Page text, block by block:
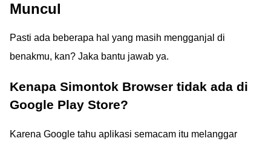
Muncul
Pasti ada beberapa hal yang masih mengganjal di
benakmu, kan? Jaka bantu jawab ya.
Kenapa Simontok Browser tidak ada di
Google Play Store?
Karena Google tahu aplikasi semacam itu melanggar